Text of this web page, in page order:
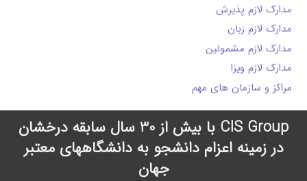
مدارک لازم پذیرش
مدارک لازم زبان
مدارک لازم مشمولین
مدارک لازم ویزا
مراکز و سازمان های مهم
CIS Group با بیش از 30 سال سابقه درخشان
در زمینه اعزام دانشجو به دانشگاههای معتبر
جهان